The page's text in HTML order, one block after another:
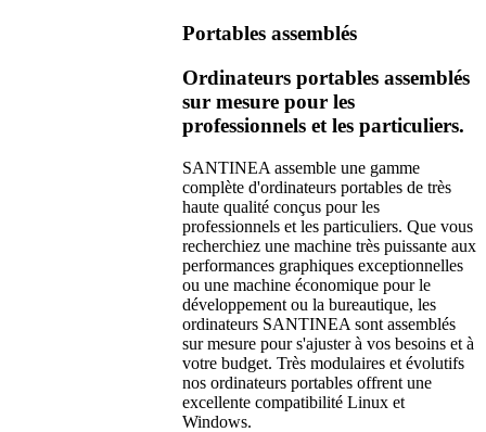
Portables assemblés
Ordinateurs portables assemblés
sur mesure pour les
professionnels et les particuliers.
SANTINEA assemble une gamme
complète d'ordinateurs portables de très
haute qualité conçus pour les
professionnels et les particuliers. Que vous
recherchiez une machine très puissante aux
performances graphiques exceptionnelles
ou une machine économique pour le
développement ou la bureautique, les
ordinateurs SANTINEA sont assemblés
sur mesure pour s'ajuster à vos besoins et à
votre budget. Très modulaires et évolutifs
nos ordinateurs portables offrent une
excellente compatibilité Linux et
Windows.